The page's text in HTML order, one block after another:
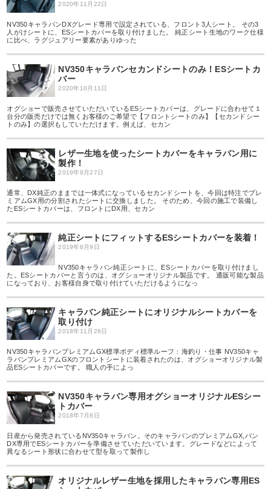
2020年11月22日
NV350キャラバンDXグレード専用で設定されている、フロント3人シート。 その3
人がけシートに、ESシートカバーを取り付けました。 純正シート生地のワーク仕様
に比べ、ラグジュアリー要素がありゆった
NV350キャラバンセカンドシートのみ！ESシートカ
バー
2020年10月11日
オグショーで販売させていただいているESシートカバーは、グレードに合わせて１
台分の販売だけでは無くお客様のご希望で【フロントシートのみ】【セカンドシー
トのみ】の選択もしていただけます。例えば、セカン
レザー生地を使ったシートカバーをキャラバン用に
製作！
2019年9月27日
通常、DX純正のままでは一体式になっているセカンドシートを、今回は特注でプレ
ミアムGX用の分割されたシートに交換しました。 そのため、今回の施工で装備し
たESシートカバーは、フロントにDX用、セカン
純正シートにフィットするESシートカバーを装着！
2019年8月9日
NV350キャラバン純正シートに、ESシートカバーを取り付けまし
た。ESシートカバーと言うのは、オグショーオリジナル製品です。 通販可能な製品
になっており、お客様自身で取り付けていただけるようになっ
キャラバン純正シートにオリジナルシートカバーを
取り付け
2018年11月26日
NV350キャラバンプレミアムGX標準ボディ標準ルーフ：海釣り・仕事 NV350キャ
ラバンプレミアムGXのフロントシートに装着されたのは、オグショーオリジナル製
品ESシートカバーです。 職人の手によっ
NV350キャラバン専用オグショーオリジナルESシー
トカバー
2018年7月8日
日産から発売されているNV350キャラバン。そのキャラバンのプレミアムGX,バン
DX専用でESシートカバーを準備させていただいています。グレードなどによって
異なるシート形状に合わせて型を取って製作し
オリジナルレザー生地を採用したキャラバン専用ES